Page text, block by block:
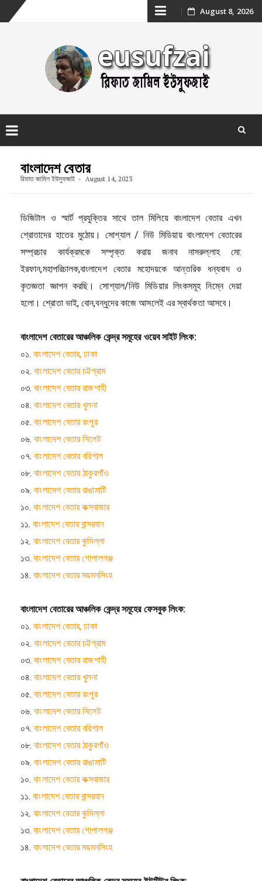
Skip
content
August 8, 2026
content
বাংলাদেশ বেতার
রিফাত জামিল ইউসুফজাই August 14, 2023
ডিজিটাল ও স্মার্ট প্রযুক্তির সাথে তাল মিলিয়ে বাংলাদেশ বেতার এখন
শ্রোতাদের হাতের মুঠোয়। সোশ্যাল / নিউ মিডিয়ায় বাংলাদেশ বেতারের
সম্প্রচার কার্যক্রমকে সম্পৃক্ত করায় জনাব নাসরুল্লাহ মো:
ইরফান,মহাপরিচালক,বাংলাদেশ বেতার মহোদয়কে আন্তরিক ধন্যবাদ ও
কৃতজ্ঞতা জ্ঞাপন করছি। সোশ্যাল/নিউ মিডিয়ার লিংকসমূহ নিম্নে দেয়া
হলো। শ্রোতা ভাই, বোন,বন্ধুদের কাজে আসলেই এর স্বার্থকতা আসবে।
বাংলাদেশ বেতারের আঞ্চলিক কেন্দ্র সমূহের ওয়েব সাইট লিংক:
০১.বাংলাদেশ বেতার, ঢাকা
০২.বাংলাদেশ বেতার চট্টগ্রাম
০৩.বাংলাদেশ বেতার রাজশাহী
০৪.বাংলাদেশ বেতার খুলনা
০৫.বাংলাদেশ বেতার রংপুর
০৬.বাংলাদেশ বেতার সিলেট
০৭.বাংলাদেশ বেতার বরিশাল
০৮.বাংলাদেশ বেতার ঠাকুরগাঁও
০৯.বাংলাদেশ বেতার রাঙামাটি
১০.বাংলাদেশ বেতার কক্সবাজার
১১.বাংলাদেশ বেতার বান্দরবান
১২.বাংলাদেশ বেতার কুমিল্লা
১৩.বাংলাদেশ বেতার গোপালগঞ্জ
১৪.বাংলাদেশ বেতার ময়মনসিংহ
বাংলাদেশ বেতারের আঞ্চলিক কেন্দ্র সমূহের ফেসবুক লিংক:
০১.বাংলাদেশ বেতার, ঢাকা
০২.বাংলাদেশ বেতার চট্টগ্রাম
০৩.বাংলাদেশ বেতার রাজশাহী
০৪.বাংলাদেশ বেতার খুলনা
০৫.বাংলাদেশ বেতার রংপুর
০৬.বাংলাদেশ বেতার সিলেট
০৭.বাংলাদেশ বেতার বরিশাল
০৮.বাংলাদেশ বেতার ঠাকুরগাঁও
০৯.বাংলাদেশ বেতার রাঙামাটি
১০.বাংলাদেশ বেতার কক্সবাজার
১১.বাংলাদেশ বেতার বান্দরবান
১২.বাংলাদেশ বেতার কুমিল্লা
১৩.বাংলাদেশ বেতার গোপালগঞ্জ
১৪.বাংলাদেশ বেতার ময়মনসিংহ